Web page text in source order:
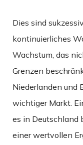
Dies sind
kontinuierliches
Wachstum, das
Grenzen
Niederlanden und
wichtiger Markt.
es in Deutschland
einer wertvollen